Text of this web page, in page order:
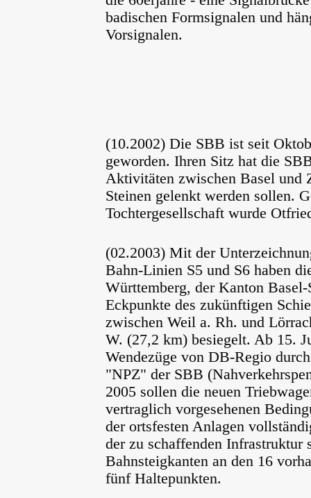
badischen Formsignalen und
Vorsignalen.
(10.2002) Die SBB ist seit
geworden. Ihren Sitz hat die
Aktivitäten zwischen Basel und
Steinen gelenkt werden sollen.
Tochtergesellschaft wurde
(02.2003) Mit der
Bahn-Linien S5 und S6 haben
Württemberg, der Kanton
Eckpunkte des zukünftigen
zwischen Weil a. Rh. und
W. (27,2 km) besiegelt. Ab 15.
Wendezüge von DB-Regio
"NPZ" der SBB
2005 sollen die neuen
vertraglich vorgesehenen
der ortsfesten Anlagen
der zu schaffenden Infrastruktur
Bahnsteigkanten an den 16
fünf Haltepunkten.